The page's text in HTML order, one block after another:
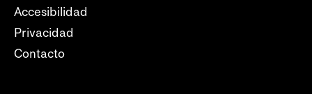
Accesibilidad
Privacidad
Contacto